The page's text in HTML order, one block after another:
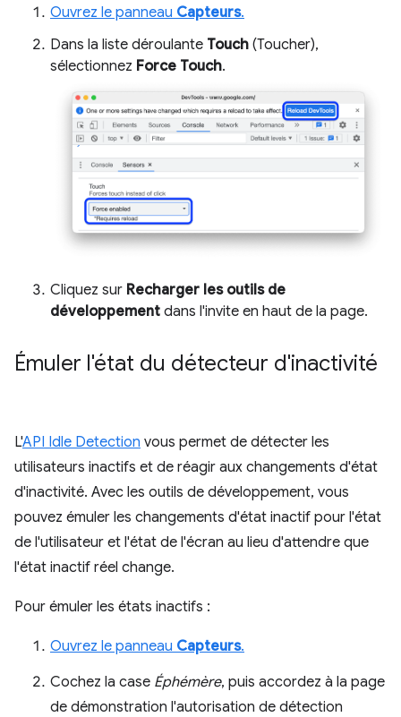
Ouvrez le panneau Capteurs.
Dans la liste déroulante Touch (Toucher),
sélectionnez Force Touch.
Cliquez sur Recharger les outils de
développement dans l'invite en haut de la page.
Émuler l'état du détecteur d'inactivité
L'API Idle Detection vous permet de détecter les
utilisateurs inactifs et de réagir aux changements d'état
d'inactivité. Avec les outils de développement, vous
pouvez émuler les changements d'état inactif pour l'état
de l'utilisateur et l'état de l'écran au lieu d'attendre que
l'état inactif réel change.
Pour émuler les états inactifs :
Ouvrez le panneau Capteurs.
Cochez la case Éphémère, puis accordez à la page
de démonstration l'autorisation de détection